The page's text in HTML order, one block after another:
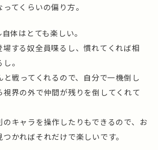
てくらいの偏り方。
体はとても楽しい。
場する奴全員喋るし、慣れてくれば相
。
と戦ってくれるので、自分で一機倒し
視界の外で仲間が残りを倒してくれて
のキャラを操作したりもできるので、お
かればそれだけで楽しいです。